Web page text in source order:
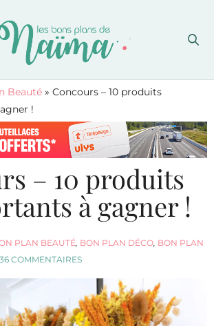
Beauté » Concours – 10 produits
!
– 10 produits
à gagner !
PLAN BEAUTÉ, BON PLAN DÉCO, BON PLAN
COMMENTAIRES